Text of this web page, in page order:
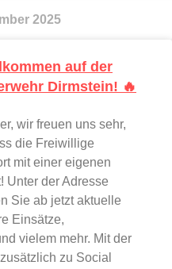
2025
auf der
Dirmstein! 🔥
wir freuen uns sehr,
die Freiwillige
mit einer eigenen
Unter der Adresse
Sie ab jetzt aktuelle
Einsätze,
vielem mehr. Mit der
zu Social